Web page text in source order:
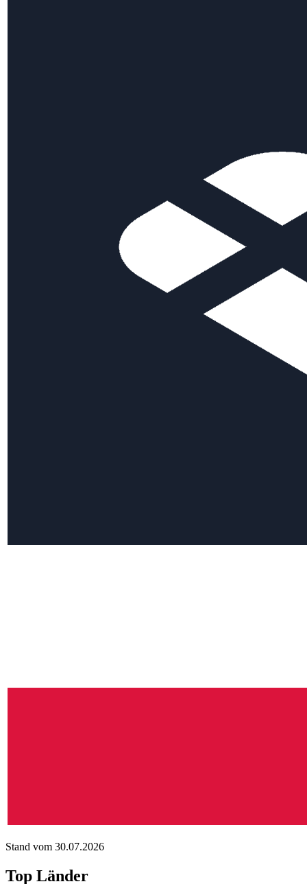
Stand vom 30.07.2026
Top Länder